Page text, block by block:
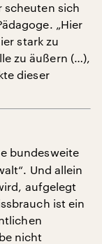
scheuten sich
„Hier
stark zu
zu äußern (…),
dieser
bundesweite
Und allein
aufgelegt
ist ein
nicht